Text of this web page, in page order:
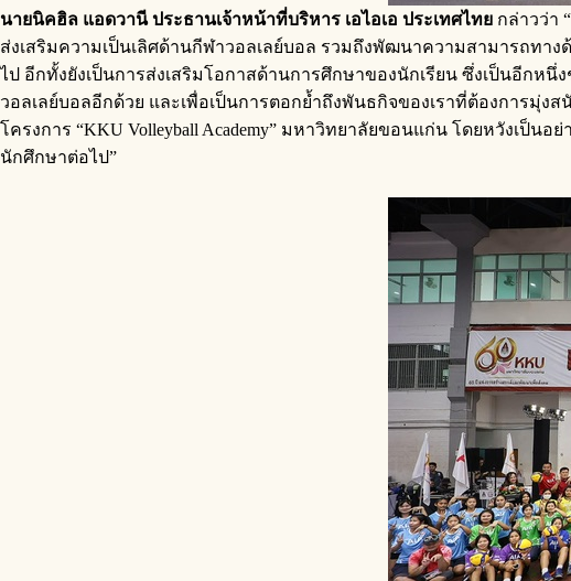
นายนิคฮิล แอดวานี ประธานเจ้าหน้าที่บริหาร เอไอเอ ประเทศไทย กล่าวว่า
ส่งเสริมความเป็นเลิศด้านกีฬาวอลเลย์บอล รวมถึงพัฒนาความสามารถท
ไป อีกทั้งยังเป็นการส่งเสริมโอกาสด้านการศึกษาของนักเรียน ซึ่งเป็นอีก
วอลเลย์บอลอีกด้วย และเพื่อเป็นการตอกย้ำถึงพันธกิจของเราที่ต้องการมุ่
โครงการ “KKU Volleyball Academy” มหาวิทยาลัยขอนแก่น โดยหวังเป็น
นักศึกษาต่อไป”